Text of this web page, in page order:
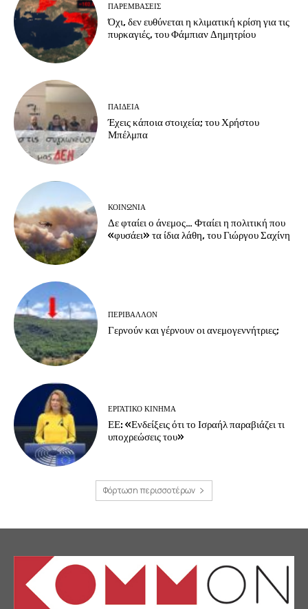
ΠΑΡΕΜΒΑΣΕΙΣ
Όχι, δεν ευθύνεται η κλιματική κρίση για τις
πυρκαγιές, του Φάμπιαν Δημητρίου
ΠΑΙΔΕΙΑ
Έχεις κάποια στοιχεία; του Χρήστου
Μπέλμπα
ΚΟΙΝΩΝΙΑ
Δε φταίει ο άνεμος… Φταίει η πολιτική που
«φυσάει» τα ίδια λάθη, του Γιώργου Σαχίνη
ΠΕΡΙΒΆΛΛΟΝ
Γερνούν και γέρνουν οι ανεμογεννήτριες;
ΕΡΓΑΤΙΚΟ ΚΙΝΗΜΑ
ΕΕ: «Ενδείξεις ότι το Ισραήλ παραβιάζει τι
υποχρεώσεις του»
Φόρτωση περισσοτέρων